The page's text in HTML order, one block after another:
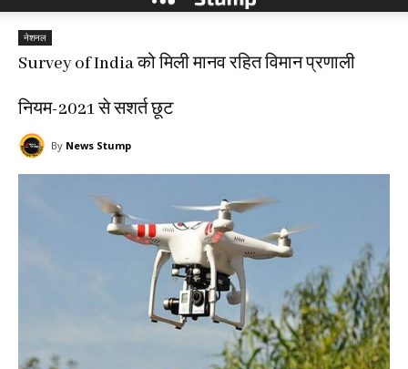
नेशनल
Survey of India को मिली मानव रहित विमान प्रणाली
नियम-2021 से सशर्त छूट
By News Stump